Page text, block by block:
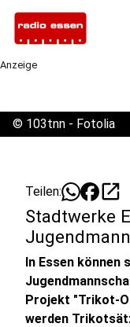
Anzeige
© 103tnn - Fotolia
Teilen: open_in_new
Stadtwerke
In Essen können
Projekt "Trikot-
werden